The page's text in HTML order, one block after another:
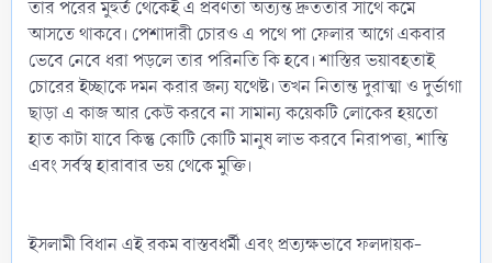
তার পরের মুহুর্ত থেকেই এ প্রবণতা অত্যন্ত দ্রুততার সাথে কমে
আসতে থাকবে। পেশাদারী চোরও এ পথে পা ফেলার আগে একবার
ভেবে নেবে ধরা পড়লে তার পরিনতি কি হবে। শাস্তির ভয়াবহতাই
চোরের ইচ্ছাকে দমন করার জন্য যথেষ্ট। তখন নিতান্ত দুরাত্মা ও দুর্ভাগা
ছাড়া এ কাজ আর কেউ করবে না সামান্য কয়েকটি লোকের হয়তো
হাত কাটা যাবে কিন্তু কোটি কোটি মানুষ লাভ করবে নিরাপত্তা, শান্তি
এবং সর্বস্ব হারাবার ভয় থেকে মুক্তি।
ইসলামী বিধান এই রকম বাস্তবধর্মী এবং প্রত্যক্ষভাবে ফলদায়ক-